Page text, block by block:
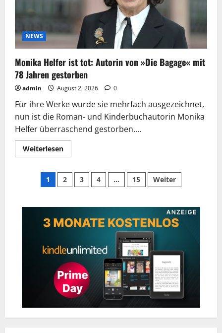
NEWS
Monika Helfer ist tot: Autorin von »Die Bagage« mit
78 Jahren gestorben
admin August 2, 2026 0
Für ihre Werke wurde sie mehrfach ausgezeichnet,
nun ist die Roman- und Kinderbuchautorin Monika
Helfer überraschend gestorben....
WeiterlesenMehr
Informationen
Helfer
ist
tot:
Bagage«
mit
gestorben
Seitennummerierung
der
Beiträge
1 2 3 4 … 15 Weiter